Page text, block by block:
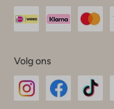
Volg ons